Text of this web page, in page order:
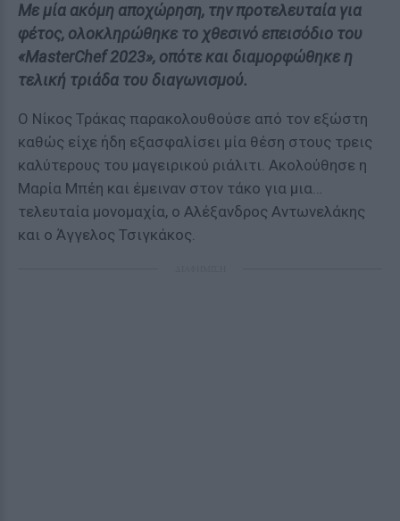
Με μία ακόμη αποχώρηση, την προτελευταία για
φέτος, ολοκληρώθηκε το χθεσινό επεισόδιο του
«MasterChef 2023», οπότε και διαμορφώθηκε η
τελική τριάδα του διαγωνισμού.
Ο Νίκος Τράκας παρακολουθούσε από τον εξώστη
καθώς είχε ήδη εξασφαλίσει μία θέση στους τρεις
καλύτερους του μαγειρικού ριάλιτι. Ακολούθησε η
Μαρία Μπέη και έμειναν στον τάκο για μια…
τελευταία μονομαχία, ο Αλέξανδρος Αντωνελάκης
και ο Άγγελος Τσιγκάκος.